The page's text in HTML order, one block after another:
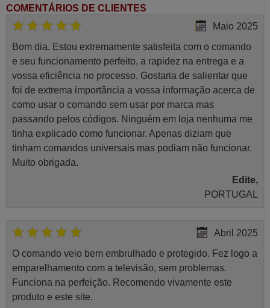
COMENTÁRIOS DE CLIENTES
Maio 2025
Bom dia. Estou extremamente satisfeita com o comando
e seu funcionamento perfeito, a rapidez na entrega e a
vossa eficiência no processo. Gostaria de salientar que
foi de extrema importância a vossa informação acerca de
como usar o comando sem usar por marca mas
passando pelos códigos. Ninguém em loja nenhuma me
tinha explicado como funcionar. Apenas diziam que
tinham comandos universais mas podiam não funcionar.
Muito obrigada.
Edite,
PORTUGAL
Abril 2025
O comando veio bem embrulhado e protegido. Fez logo a
emparelhamento com a televisão, sem problemas.
Funciona na perfeição. Recomendo vivamente este
produto e este site.